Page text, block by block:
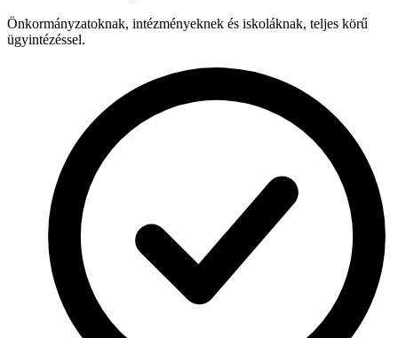
Önkormányzatoknak, intézményeknek és iskoláknak, teljes körű
ügyintézéssel.